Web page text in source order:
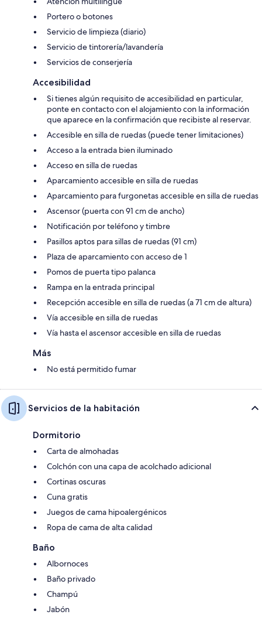
Portero o botones
Servicio de limpieza (diario)
Servicio de tintorería/lavandería
Servicios de conserjería
Accesibilidad
Si tienes algún requisito de accesibilidad en particular,
ponte en contacto con el alojamiento con la información
que aparece en la confirmación que recibiste al reservar.
Accesible en silla de ruedas (puede tener limitaciones)
Acceso a la entrada bien iluminado
Acceso en silla de ruedas
Aparcamiento accesible en silla de ruedas
Aparcamiento para furgonetas accesible en silla de ruedas
Ascensor (puerta con 91 cm de ancho)
Notificación por teléfono y timbre
Pasillos aptos para sillas de ruedas (91 cm)
Plaza de aparcamiento con acceso de 1
Pomos de puerta tipo palanca
Rampa en la entrada principal
Recepción accesible en silla de ruedas (a 71 cm de altura)
Vía accesible en silla de ruedas
Vía hasta el ascensor accesible en silla de ruedas
Más
No está permitido fumar
Servicios de la habitación
Dormitorio
Carta de almohadas
Colchón con una capa de acolchado adicional
Cortinas oscuras
Cuna gratis
Juegos de cama hipoalergénicos
Ropa de cama de alta calidad
Baño
Albornoces
Baño privado
Champú
Jabón